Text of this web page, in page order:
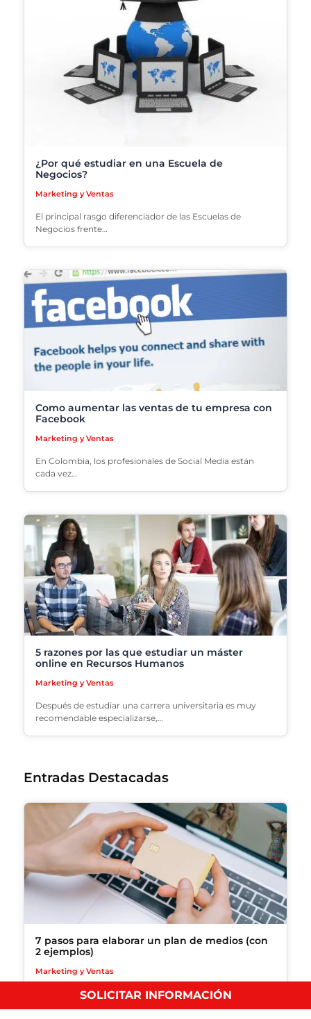
¿Por qué estudiar en una Escuela de
Negocios?
Marketing y Ventas
El principal rasgo diferenciador de las Escuelas de
Negocios frente…
Como aumentar las ventas de tu empresa con
Facebook
Marketing y Ventas
En Colombia, los profesionales de Social Media están
cada vez…
5 razones por las que estudiar un máster
online en Recursos Humanos
Marketing y Ventas
Después de estudiar una carrera universitaria es muy
recomendable especializarse,…
Entradas Destacadas
7 pasos para elaborar un plan de medios (con
2 ejemplos)
Marketing y Ventas
Descubre cómo hacer un plan de medios para tu
SOLICITAR INFORMACIÓN